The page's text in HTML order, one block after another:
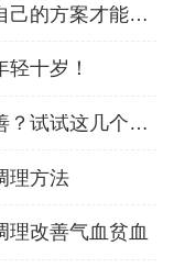
气虚肥胖该怎么调理，合适自己的方案才能正确
十岁！
气虚脾胃虚如何进行调理改善？试试这几个方法
理方法
理改善气血贫血